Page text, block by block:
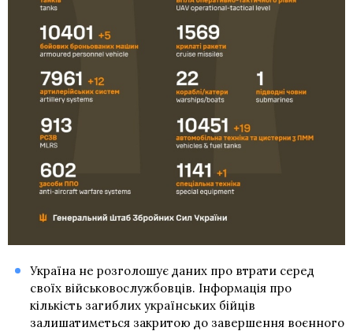
Україна не розголошує даних про втрати серед
своїх військовослужбовців. Інформація про
кількість загиблих українських бійців
залишатиметься закритою до завершення воєнного